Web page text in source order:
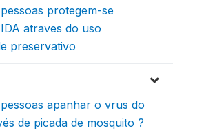
protegem-se
atraves do uso
preservativo
apanhar o vrus do
de picada de mosquito ?